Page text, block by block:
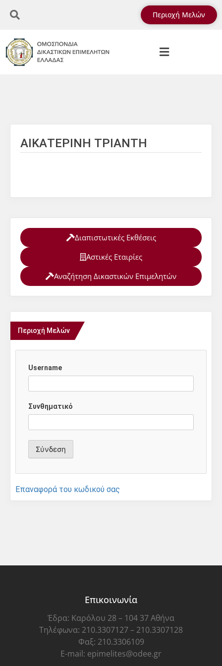
Περιοχή Μελών
ΑΙΚΑΤΕΡΙΝΗ ΤΡΙΑΝΤΗ
Διαπιστωτικές Εκθέσεις
Αστικές Εταιρίες
Αναζήτηση Δικαστικών Επιμελητών
Περιοχή Μελών
Username
Συνθηματικό
Επαναφορά του κωδικού σας
Επικοινωνία
Έδρα: Καρόλου 28 – 104 37 Αθήνα
Τηλέφωνα: 210.3307127 – 210.3307128
Φαξ: 210.3306109
E-mail: epimelites@odee.gr